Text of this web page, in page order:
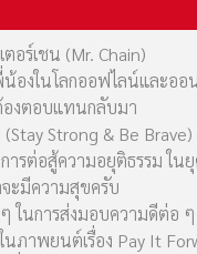
อร์เชน (Mr. Chain)
องในโลกออฟไลน์และอ
องตอบแทนกลับมา
Strong & Be Brave)
ารต่อสู้ความอยุติธรรม
จะมีความสุขครับ
ในการส่งมอบความดีต่อ
นภาพยนต์เรื่อง Pay It